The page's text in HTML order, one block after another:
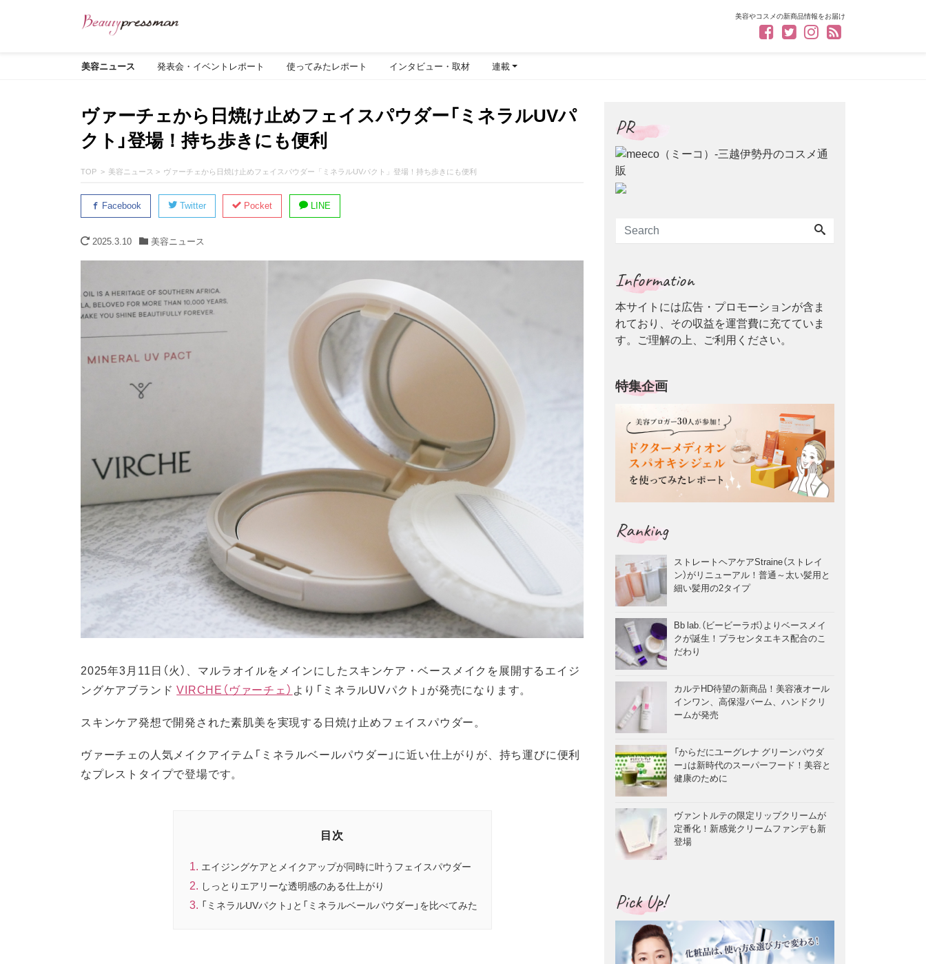
美容やコスメの新商品情報をお届け
美容ニュース 発表会・イベントレポート 使ってみたレポート インタビュー・取材 連載
ヴァーチェから日焼け止めフェイスパウダー「ミネラルUVパ
クト」登場！持ち歩きにも便利
TOP 美容ニュース ヴァーチェから日焼け止めフェイスパウダー「ミネラルUVパクト」登場！持ち歩きにも便利
Facebook Twitter Pocket LINE
2025.3.10 美容ニュース
2025年3月11日（火）、マルラオイルをメインにしたスキンケア・ベースメイクを展開するエイジ
ングケアブランドVIRCHE（ヴァーチェ） より「ミネラルUVパクト」が発売になります。
スキンケア発想で開発された素肌美を実現する日焼け止めフェイスパウダー。
ヴァーチェの人気メイクアイテム「ミネラルベールパウダー」に近い仕上がりが、持ち運びに便利
なプレストタイプで登場です。
目次
エイジングケアとメイクアップが同時に叶うフェイスパウダー
しっとりエアリーな透明感のある仕上がり
「ミネラルUVパクト」と「ミネラルベールパウダー」を比べてみた
PR
Information
本サイトには広告・プロモーションが含ま
れており、その収益を運営費に充てていま
す。ご理解の上、ご利用ください。
特集企画
Ranking
ストレートヘアケアStraine（ストレイ
ン）がリニューアル！普通～太い髪用と
細い髪用の2タイプ
Bb lab.（ビービーラボ）よりベースメイ
クが誕生！プラセンタエキス配合のこ
だわり
カルテHD待望の新商品！美容液オール
インワン、高保湿バーム、ハンドクリ
ームが発売
「からだにユーグレナ グリーンパウダ
ー」は新時代のスーパーフード！美容と
健康のために
ヴァントルテの限定リップクリームが
定番化！新感覚クリームファンデも新
登場
Pick Up!